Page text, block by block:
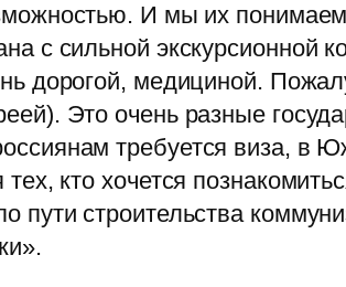
И мы их
с сильной экскурсионной
дорогой, медициной.
Это очень разные
требуется виза, в
кто хочется
пути строительства